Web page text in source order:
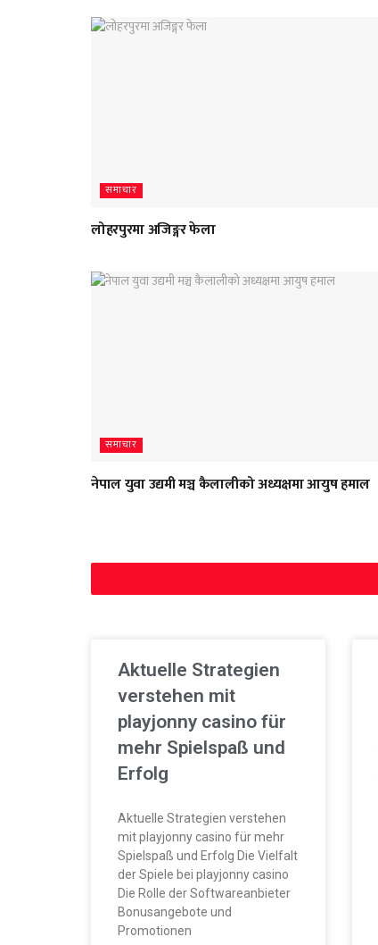
समाचार
लोहरपुरमा अजिङ्गर फेला
समाचार
नेपाल युवा उद्यमी मञ्च कैलालीको अध्यक्षमा आयुष हमाल
Aktuelle Strategien
verstehen mit
playjonny casino für
mehr Spielspaß und
Erfolg
Aktuelle Strategien verstehen
mit playjonny casino für mehr
Spielspaß und Erfolg Die Vielfalt
der Spiele bei playjonny casino
Die Rolle der Softwareanbieter
Bonusangebote und
Promotionen